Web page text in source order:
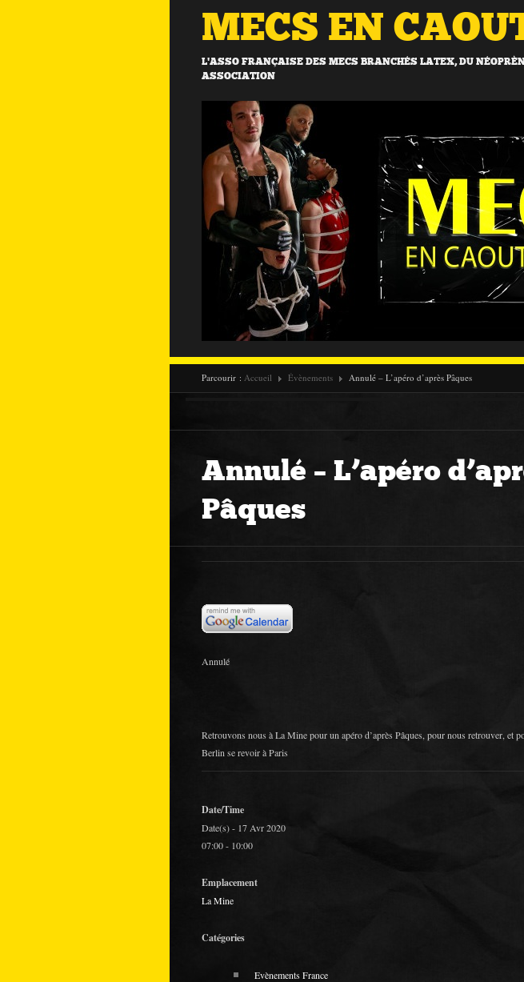
MECS EN
L'ASSO FRANÇAISE DES MECS BRANCHÉS LATEX, DU
ASSOCIATION
Parcourir : Accueil Évènements Annulé – L’apéro d’après Pâques
Annulé – L’apéro
Pâques
Annulé
Retrouvons nous à La Mine pour un apéro d’après Pâques, pour nous retrouver, et
Berlin se revoir à Paris
Date/Time
Date(s) - 17 Avr 2020
07:00 - 10:00
Emplacement
La Mine
Catégories
Evènements France